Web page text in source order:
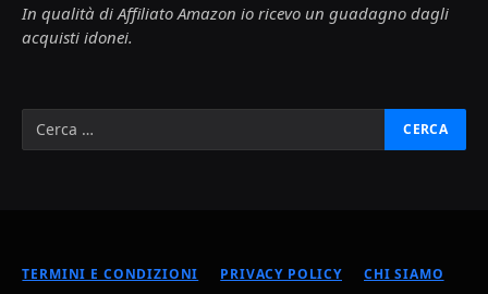
In qualità di Affiliato Amazon io ricevo un guadagno dagli
acquisti idonei.
TERMINI E CONDIZIONI PRIVACY POLICY CHI SIAMO